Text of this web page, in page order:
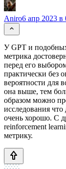
Aniro6 апр 2023 в
У GPT и
метрика
перед его
практически без
вероятности для
она выше, тем
образом можно
исследования
очень хорошо. С
reinforcement
метрику.